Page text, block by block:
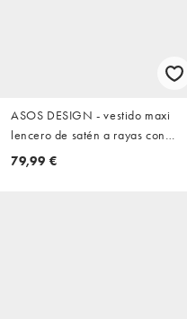
ASOS DESIGN - vestido maxi
lencero de satén a rayas con
ribete de encaje en verde oliva
79,99 €